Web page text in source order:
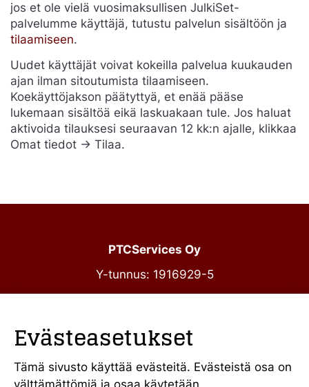
jos et ole vielä vuosimaksullisen JulkiSet-
palvelumme käyttäjä, tutustu palvelun sisältöön ja
tilaamiseen.
Uudet käyttäjät voivat kokeilla palvelua kuukauden
ajan ilman sitoutumista tilaamiseen.
Koekäyttöjakson päätyttyä, et enää pääse
lukemaan sisältöä eikä laskuakaan tule. Jos haluat
aktivoida tilauksesi seuraavan 12 kk:n ajalle, klikkaa
Omat tiedot -> Tilaa.
PTCServices Oy
Y-tunnus: 1916929-5
julkiset@ptcs.fi
Vaihde 010 34 19 700
Evästeasetukset
Tämä sivusto käyttää evästeitä. Evästeistä osa on
välttämättömiä ja osaa käytetään